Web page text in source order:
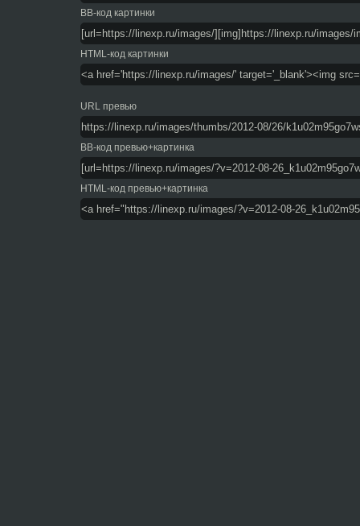
BB-код картинки
HTML-код картинки
URL превью
BB-код превью+картинка
HTML-код превью+картинка